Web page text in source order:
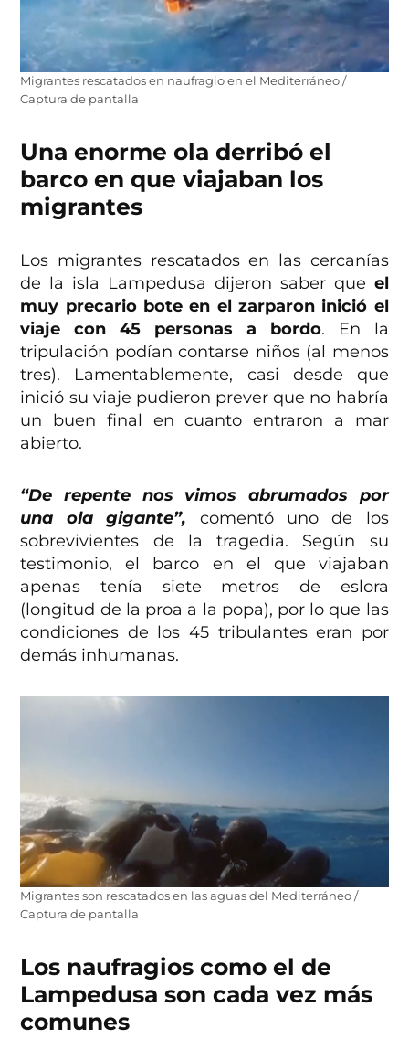
Migrantes rescatados en naufragio en el Mediterráneo /
Captura de pantalla
Una enorme ola derribó el
barco en que viajaban los
migrantes
Los migrantes rescatados en las cercanías
de la isla Lampedusa dijeron saber que el
muy precario bote en el zarparon inició el
viaje con 45 personas a bordo. En la
tripulación podían contarse niños (al menos
tres). Lamentablemente, casi desde que
inició su viaje pudieron prever que no habría
un buen final en cuanto entraron a mar
abierto.
“De repente nos vimos abrumados por
una ola gigante”, comentó uno de los
sobrevivientes de la tragedia. Según su
testimonio, el barco en el que viajaban
apenas tenía siete metros de eslora
(longitud de la proa a la popa), por lo que las
condiciones de los 45 tribulantes eran por
demás inhumanas.
Migrantes son rescatados en las aguas del Mediterráneo /
Captura de pantalla
Los naufragios como el de
Lampedusa son cada vez más
comunes